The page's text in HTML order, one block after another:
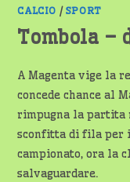
CALCIO / SPORT
Tombola –
A Magenta vige la
concede chance al
rimpugna la partita
sconfitta di fila per
campionato, ora la
salvaguardare.